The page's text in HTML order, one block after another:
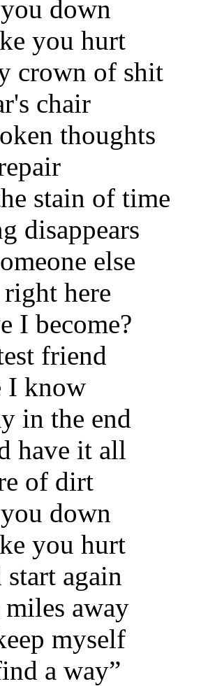
down
you hurt
crown of shit
chair
thoughts
stain of time
disappears
else
here
I become?
friend
I know
in the end
have it all
of dirt
down
you hurt
again
away
myself
a way”